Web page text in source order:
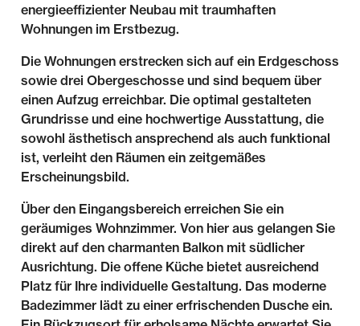
energieeffizienter Neubau mit traumhaften
Wohnungen im Erstbezug.
Die Wohnungen erstrecken sich auf ein Erdgeschoss
sowie drei Obergeschosse und sind bequem über
einen Aufzug erreichbar. Die optimal gestalteten
Grundrisse und eine hochwertige Ausstattung, die
sowohl ästhetisch ansprechend als auch funktional
ist, verleiht den Räumen ein zeitgemäßes
Erscheinungsbild.
Über den Eingangsbereich erreichen Sie ein
geräumiges Wohnzimmer. Von hier aus gelangen Sie
direkt auf den charmanten Balkon mit südlicher
Ausrichtung. Die offene Küche bietet ausreichend
Platz für Ihre individuelle Gestaltung. Das moderne
Badezimmer lädt zu einer erfrischenden Dusche ein.